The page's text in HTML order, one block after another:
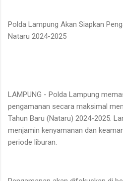
Polda Lampung Akan Siapkan
Nataru 2024-2025
LAMPUNG - Polda Lampung
pengamanan secara maksimal
Tahun Baru (Nataru) 2024-2025.
menjamin kenyamanan dan
periode liburan.